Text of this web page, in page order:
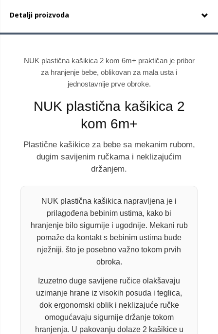
Detalji proizvoda
NUK plastična kašikica 2 kom 6m+ praktičan je pribor
za hranjenje bebe, oblikovan za mala usta i
jednostavnije prve obroke.
NUK plastična kašikica 2
kom 6m+
Plastične kašikice za bebe sa mekanim rubom,
dugim savijenim ručkama i neklizajućim
držanjem.
NUK plastična kašikica napravljena je i
prilagođena bebinim ustima, kako bi
hranjenje bilo sigurnije i ugodnije. Mekani rub
pomaže da kontakt s bebinim ustima bude
nježniji, što je posebno važno tokom prvih
obroka.
Izuzetno duge savijene ručice olakšavaju
uzimanje hrane iz visokih posuda i teglica,
dok ergonomski oblik i neklizajuće ručke
omogućavaju sigurnije držanje tokom
hranjenja. U pakovanju dolaze 2 kašikice u